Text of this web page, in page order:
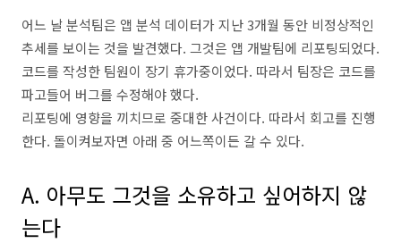
어느 날 분석팀은 앱 분석 데이터가 지난 3개월 동안 비정상적인
추세를 보이는 것을 발견했다. 그것은 앱 개발팀에 리포팅되었다.
코드를 작성한 팀원이 장기 휴가중이었다. 따라서 팀장은 코드를
파고들어 버그를 수정해야 했다.
리포팅에 영향을 끼치므로 중대한 사건이다. 따라서 회고를 진행
한다. 돌이켜보자면 아래 중 어느쪽이든 갈 수 있다.
A. 아무도 그것을 소유하고 싶어하지 않
는다